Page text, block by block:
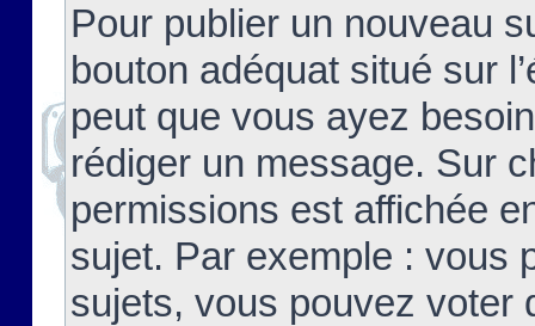
Pour publier un nouveau
bouton adéquat situé sur
peut que vous ayez
rédiger un message. Sur
permissions est affichée
sujet. Par exemple : vous
sujets, vous pouvez voter